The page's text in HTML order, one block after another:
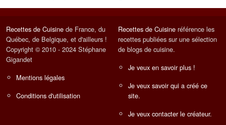
Recettes de Cuisine de France, du
Québec, de Belgique, et d'ailleurs !
Copyright © 2010 - 2024 Stéphane
Gigandet
Mentions légales
Conditions d'utilisation
Recettes de Cuisine référence les
recettes publiées sur une sélection
de blogs de cuisine.
Je veux en savoir plus !
Je veux savoir qui a créé ce
site.
Je veux contacter le créateur.